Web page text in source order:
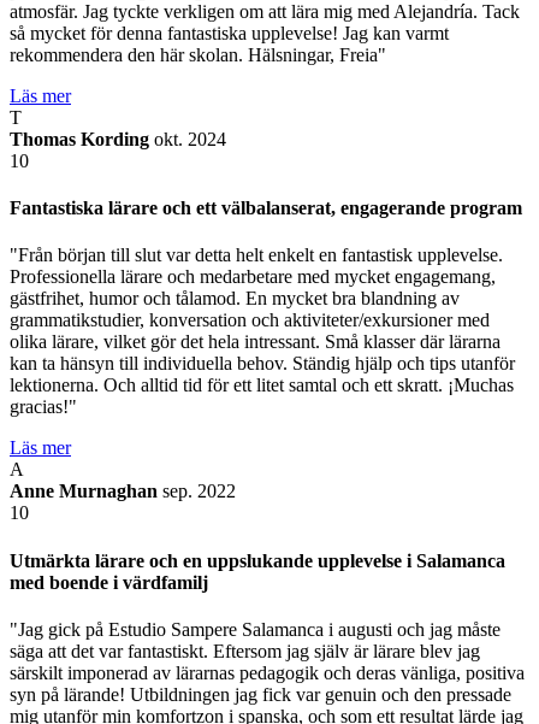
atmosfär. Jag tyckte verkligen om att lära mig med Alejandría. Tack
så mycket för denna fantastiska upplevelse! Jag kan varmt
rekommendera den här skolan. Hälsningar, Freia"
Läs mer
T
Thomas Kording okt. 2024
10
Fantastiska lärare och ett välbalanserat, engagerande program
"Från början till slut var detta helt enkelt en fantastisk upplevelse.
Professionella lärare och medarbetare med mycket engagemang,
gästfrihet, humor och tålamod. En mycket bra blandning av
grammatikstudier, konversation och aktiviteter/exkursioner med
olika lärare, vilket gör det hela intressant. Små klasser där lärarna
kan ta hänsyn till individuella behov. Ständig hjälp och tips utanför
lektionerna. Och alltid tid för ett litet samtal och ett skratt. ¡Muchas
gracias!"
Läs mer
A
Anne Murnaghan sep. 2022
10
Utmärkta lärare och en uppslukande upplevelse i Salamanca
med boende i värdfamilj
"Jag gick på Estudio Sampere Salamanca i augusti och jag måste
säga att det var fantastiskt. Eftersom jag själv är lärare blev jag
särskilt imponerad av lärarnas pedagogik och deras vänliga, positiva
syn på lärande! Utbildningen jag fick var genuin och den pressade
mig utanför min komfortzon i spanska, och som ett resultat lärde jag